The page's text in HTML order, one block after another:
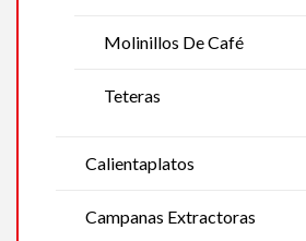
Molinillos De Café
Teteras
Calientaplatos
Campanas Extractoras